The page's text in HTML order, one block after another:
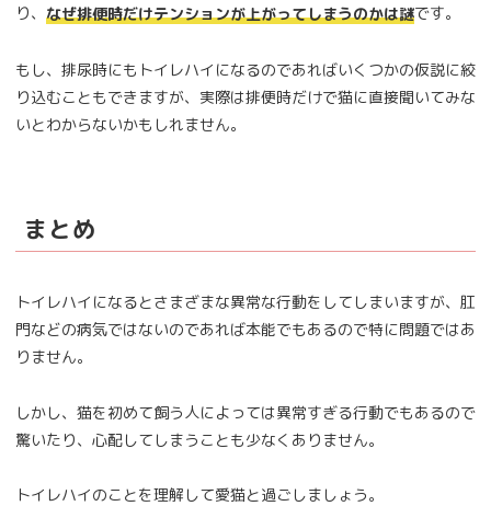
り、 なぜ排便時だけテンションが上がってしまうのかは謎です。
もし、排尿時にもトイレハイになるのであればいくつかの仮説に絞
り込むこともできますが、実際は排便時だけで猫に直接聞いてみな
いとわからないかもしれません。
まとめ
トイレハイになるとさまざまな異常な行動をしてしまいますが、肛
門などの病気ではないのであれば本能でもあるので特に問題ではあ
りません。
しかし、猫を初めて飼う人によっては異常すぎる行動でもあるので
驚いたり、心配してしまうことも少なくありません。
トイレハイのことを理解して愛猫と過ごしましょう。